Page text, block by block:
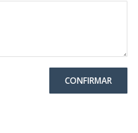
CONFIRMAR